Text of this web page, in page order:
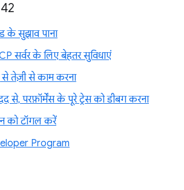
के सुझाव पाना
सर्वर के लिए बेहतर सुविधाएं
तेज़ी से काम करना
से, परफ़ॉर्मेंस के पूरे ट्रेस को डीबग करना
को टॉगल करें
Program